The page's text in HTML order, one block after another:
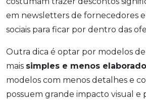
em newsletters de fornecedores e
sociais para ficar por dentro das
Outra dica é optar por modelos
mais simples e menos
modelos com menos detalhes e
possuem grande impacto visual e